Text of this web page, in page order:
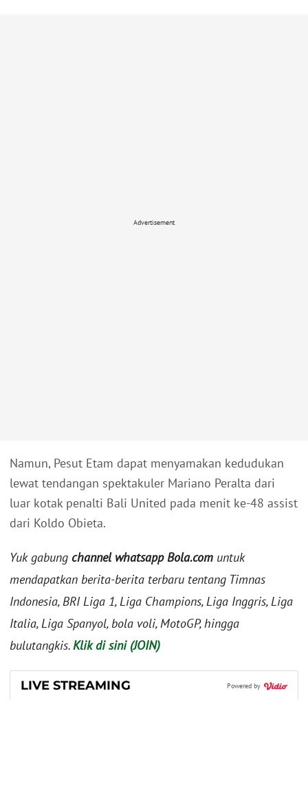
Advertisement
Namun, Pesut Etam dapat menyamakan kedudukan
lewat tendangan spektakuler Mariano Peralta dari
luar kotak penalti Bali United pada menit ke-48 assist
dari Koldo Obieta.
Yuk gabung channel whatsapp Bola.com untuk
mendapatkan berita-berita terbaru tentang Timnas
Indonesia, BRI Liga 1, Liga Champions, Liga Inggris, Liga
Italia, Liga Spanyol, bola voli, MotoGP, hingga
bulutangkis.Klik di sini (JOIN)
LIVE STREAMING Powered by